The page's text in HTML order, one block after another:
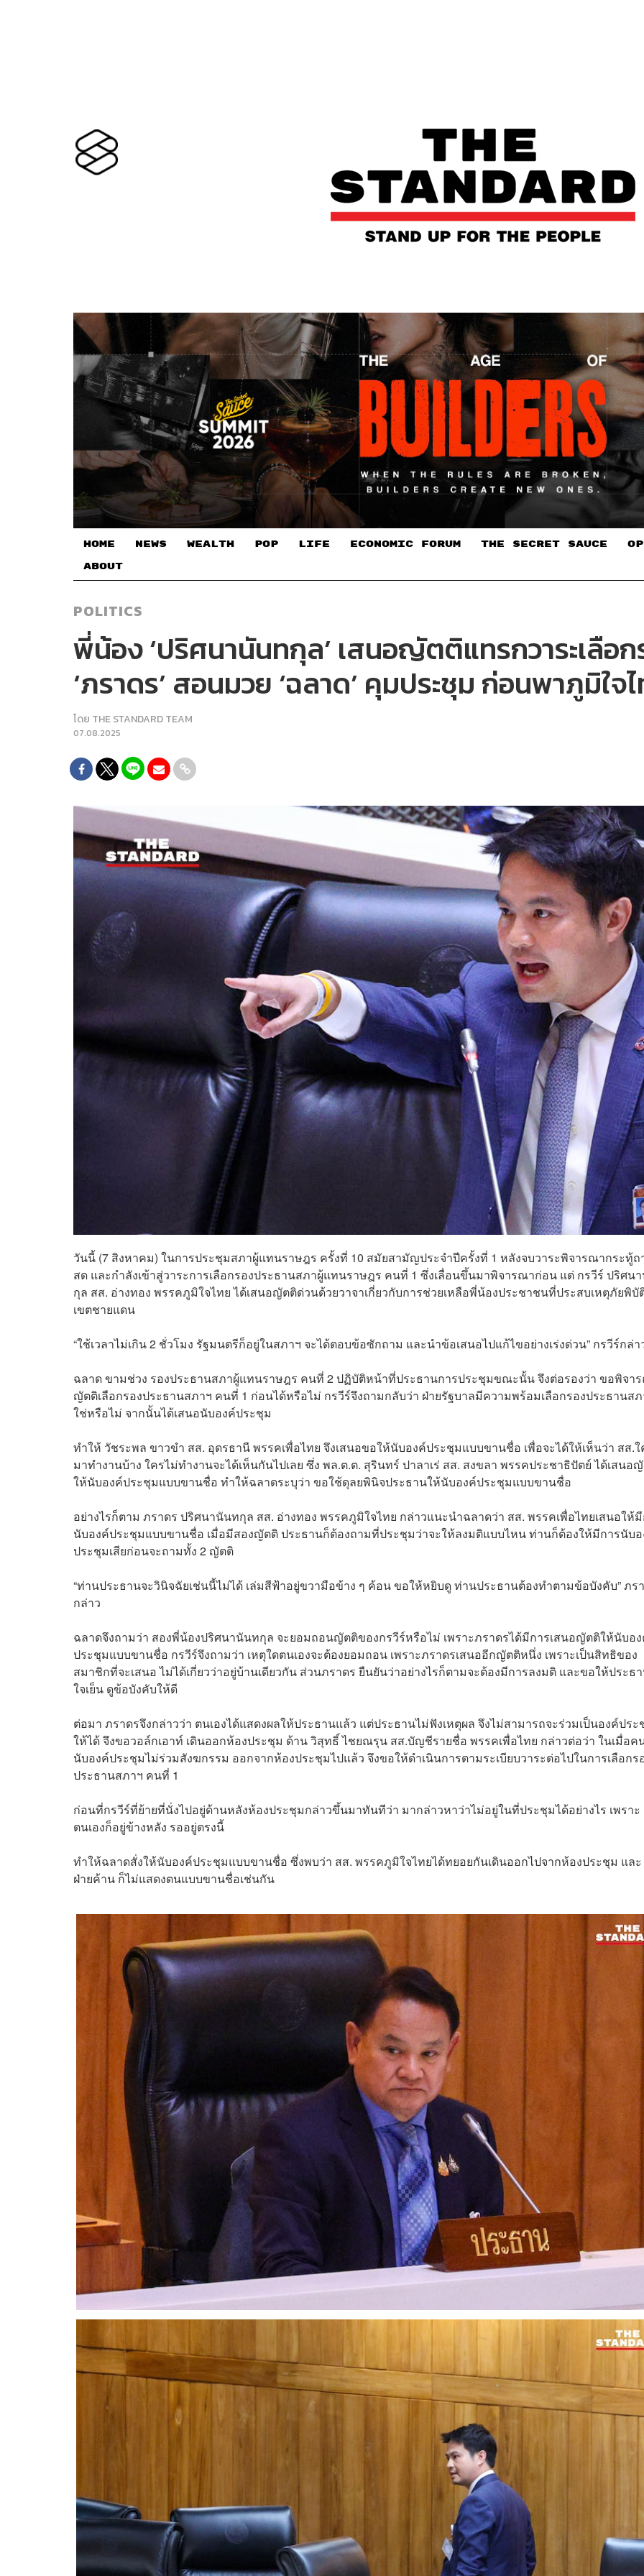
HOME NEWS WEALTH POP LIFE ECONOMIC FORUM THE SECRET SAUCE​
ABOUT
POLITICS
พี่น้อง ‘ปริศนานันทกุล’ เสนอญัตติแทรกวาระเลือ
‘ภราดร’ สอนมวย ‘ฉลาด’ คุมประชุม ก่อนพาภูมิใจ
โดย THE STANDARD TEAM
07.08.2025
วันนี้ (7 สิงหาคม) ในการประชุมสภาผู้แทนราษฎร ครั้งที่ 10 สมัยสามัญประจำปีครั้งที่ 1 หลังจบวาระพิจารณากระทู้ถ
สด และกำลังเข้าสู่วาระการเลือกรองประธานสภาผู้แทนราษฎร คนที่ 1 ซึ่งเลื่อนขึ้นมาพิจารณาก่อน แต่ กรวีร์ ปริศน
กุล สส. อ่างทอง พรรคภูมิใจไทย ได้เสนอญัตติด่วนด้วยวาจาเกี่ยวกับการช่วยเหลือพี่น้องประชาชนที่ประสบเหตุภัยพิบั
เขตชายแดน
“ใช้เวลาไม่เกิน 2 ชั่วโมง รัฐมนตรีก็อยู่ในสภาฯ จะได้ตอบข้อซักถาม และนำข้อเสนอไปแก้ไขอย่างเร่งด่วน” กรวีร์กล่า
ฉลาด ขามช่วง รองประธานสภาผู้แทนราษฎร คนที่ 2 ปฏิบัติหน้าที่ประธานการประชุมขณะนั้น จึงต่อรองว่า ขอพิจา
ญัตติเลือกรองประธานสภาฯ คนที่ 1 ก่อนได้หรือไม่ กรวีร์จึงถามกลับว่า ฝ่ายรัฐบาลมีความพร้อมเลือกรองประธานสภ
ใช่หรือไม่ จากนั้นได้เสนอนับองค์ประชุม
ทำให้ วัชระพล ขาวขำ สส. อุดรธานี พรรคเพื่อไทย จึงเสนอขอให้นับองค์ประชุมแบบขานชื่อ เพื่อจะได้ให้เห็นว่า สส.ใ
มาทำงานบ้าง ใครไม่ทำงานจะได้เห็นกันไปเลย ซึ่ง พล.ต.ต. สุรินทร์ ปาลาเร่ สส. สงขลา พรรคประชาธิปัตย์ ได้เสนอ
ให้นับองค์ประชุมแบบขานชื่อ ทำให้ฉลาดระบุว่า ขอใช้ดุลยพินิจประธานให้นับองค์ประชุมแบบขานชื่อ
อย่างไรก็ตาม ภราดร ปริศนานันทกุล สส. อ่างทอง พรรคภูมิใจไทย กล่าวแนะนำฉลาดว่า สส. พรรคเพื่อไทยเสนอให้
นับองค์ประชุมแบบขานชื่อ เมื่อมีสองญัตติ ประธานก็ต้องถามที่ประชุมว่าจะให้ลงมติแบบไหน ท่านก็ต้องให้มีการนับ
ประชุมเสียก่อนจะถามทั้ง 2 ญัตติ
“ท่านประธานจะวินิจฉัยเช่นนี้ไม่ได้ เล่มสีฟ้าอยู่ขวามือข้าง ๆ ค้อน ขอให้หยิบดู ท่านประธานต้องทำตามข้อบังคับ” ภร
กล่าว
ฉลาดจึงถามว่า สองพี่น้องปริศนานันทกุล จะยอมถอนญัตติของกรวีร์หรือไม่ เพราะภราดรได้มีการเสนอญัตติให้นับอ
ประชุมแบบขานชื่อ กรวีร์จึงถามว่า เหตุใดตนเองจะต้องยอมถอน เพราะภราดรเสนออีกญัตติหนึ่ง เพราะเป็นสิทธิของ
สมาชิกที่จะเสนอ ไม่ได้เกี่ยวว่าอยู่บ้านเดียวกัน ส่วนภราดร ยืนยันว่าอย่างไรก็ตามจะต้องมีการลงมติ และขอให้ประธ
ใจเย็น ดูข้อบังคับให้ดี
ต่อมา ภราดรจึงกล่าวว่า ตนเองได้แสดงผลให้ประธานแล้ว แต่ประธานไม่ฟังเหตุผล จึงไม่สามารถจะร่วมเป็นองค์ประ
ให้ได้ จึงขอวอล์กเอาท์ เดินออกห้องประชุม ด้าน วิสุทธิ์ ไชยณรุน สส.บัญชีรายชื่อ พรรคเพื่อไทย กล่าวต่อว่า ในเมื่อค
นับองค์ประชุมไม่ร่วมสังฆกรรม ออกจากห้องประชุมไปแล้ว จึงขอให้ดำเนินการตามระเบียบวาระต่อไปในการเลือกร
ประธานสภาฯ คนที่ 1
ก่อนที่กรวีร์ที่ย้ายที่นั่งไปอยู่ด้านหลังห้องประชุมกล่าวขึ้นมาทันทีว่า มากล่าวหาว่าไม่อยู่ในที่ประชุมได้อย่างไร เพราะ
ตนเองก็อยู่ข้างหลัง รออยู่ตรงนี้
ทำให้ฉลาดสั่งให้นับองค์ประชุมแบบขานชื่อ ซึ่งพบว่า สส. พรรคภูมิใจไทยได้ทยอยกันเดินออกไปจากห้องประชุม และ
ฝ่ายค้าน ก็ไม่แสดงตนแบบขานชื่อเช่นกัน